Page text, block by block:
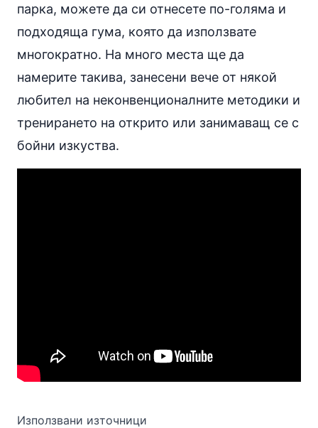
парка, можете да си отнесете по-голяма и
подходяща гума, която да използвате
многократно. На много места ще да
намерите такива, занесени вече от някой
любител на неконвенционалните методики и
тренирането на открито или занимаващ се с
бойни изкуства.
Използвани източници